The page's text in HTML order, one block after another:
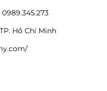
Hồ Chí Minh